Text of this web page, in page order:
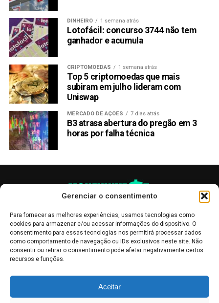
Gerenciar o consentimento
Para fornecer as melhores experiências, usamos tecnologias como
cookies para armazenar e/ou acessar informações do dispositivo. O
consentimento para essas tecnologias nos permitirá processar dados
como comportamento de navegação ou IDs exclusivos neste site. Não
consentir ou retirar o consentimento pode afetar negativamente certos
recursos e funções.
Aceitar
DINHEIRO 1 semana atrás
Lotofácil: concurso 3744 não tem
ganhador e acumula
CRIPTOMOEDAS 1 semana atrás
Top 5 criptomoedas que mais
subiram em julho lideram com
Uniswap
MERCADO DE AÇÕES 7 dias atrás
B3 atrasa abertura do pregão em 3
horas por falha técnica
informativo, servindo como boletins de divulgação, e não devem ser
interpretadas como recomendações de investimento.Leia mais